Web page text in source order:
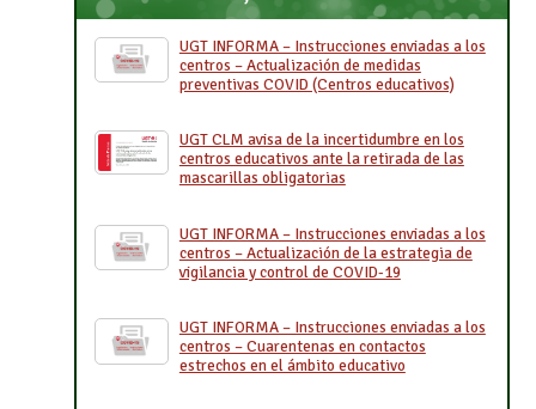
UGT INFORMA – Instrucciones enviadas a los
centros – Actualización de medidas
preventivas COVID (Centros educativos)
UGT CLM avisa de la incertidumbre en los
centros educativos ante la retirada de las
mascarillas obligatorias
UGT INFORMA – Instrucciones enviadas a los
centros – Actualización de la estrategia de
vigilancia y control de COVID-19
UGT INFORMA – Instrucciones enviadas a los
centros – Cuarentenas en contactos
estrechos en el ámbito educativo